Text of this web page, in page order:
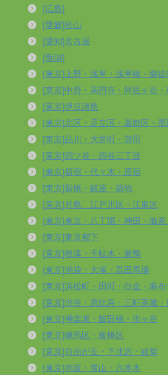
[広島]
[愛媛]松山
[愛知]名古屋
[新潟]
[東京]上野・浅草・浅草橋・御
[東京]中野・高円寺・阿佐ヶ谷
[東京]伊豆諸島
[東京]北区・足立区・葛飾区・墨
[東京]品川・大井町・蒲田
[東京]四ツ谷・四谷三丁目
[東京]新宿・代々木・原宿
[東京]新橋・銀座・築地
[東京]月島、江戸川区・江東区
[東京]東京・八丁堀・神田・御
[東京]東京都下
[東京]根津・千駄木・巣鴨
[東京]池袋・大塚・高田馬場
[東京]浜松町・田町・白金・麻布
[東京]渋谷・恵比寿・三軒茶屋
[東京]神楽坂・飯田橋・市ヶ谷
[東京]練馬区・板橋区
[東京]自由が丘・下北沢・経堂
[東京]赤坂・青山・六本木